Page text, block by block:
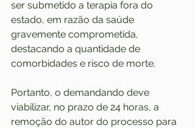
ser submetido a terapia fora do
estado, em razão da saúde
gravemente comprometida,
destacando a quantidade de
comorbidades e risco de morte.
Portanto, o demandando deve
viabilizar, no prazo de 24 horas, a
remoção do autor do processo para